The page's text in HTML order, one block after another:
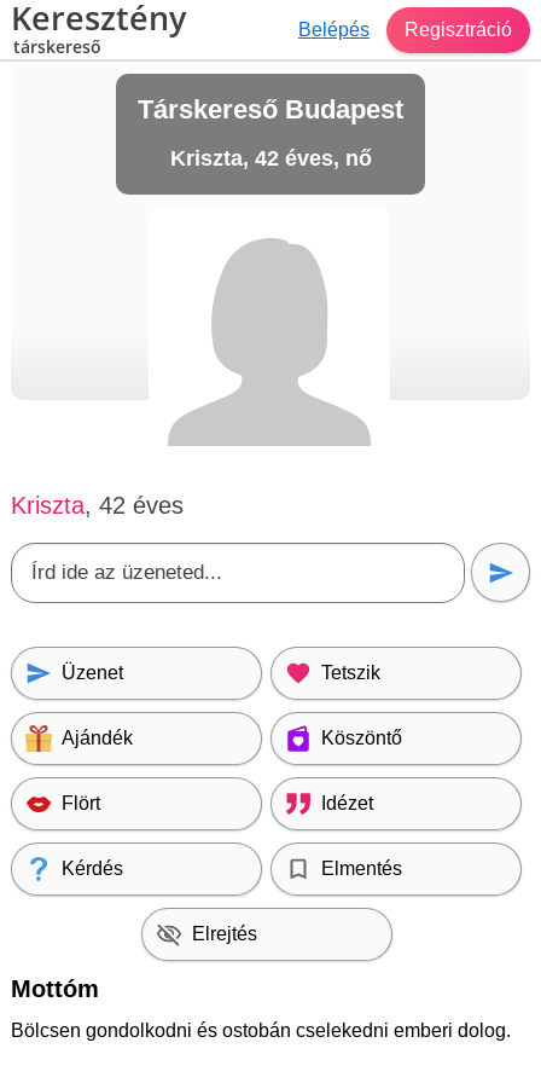
Keresztény
társkereső
Belépés Regisztráció
Társkereső Budapest
Kriszta, 42 éves, nő
Kriszta, 42 éves
Üzenet Tetszik
Ajándék Köszöntő
Flört Idézet
Kérdés Elmentés
Elrejtés
Mottóm
Bölcsen gondolkodni és ostobán cselekedni emberi dolog.